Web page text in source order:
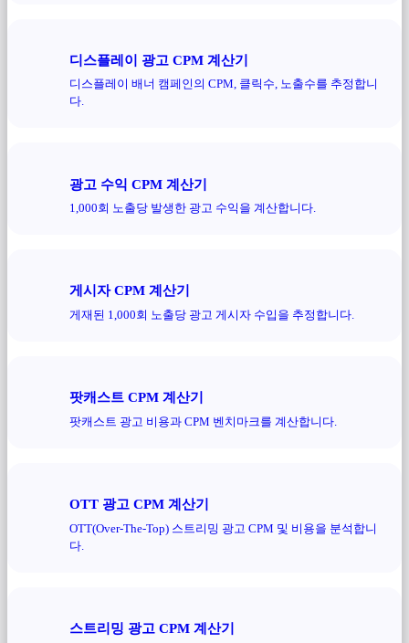
디스플레이 광고 CPM 계산기
디스플레이 배너 캠페인의 CPM, 클릭수, 노출수를 추정합니
다.
광고 수익 CPM 계산기
1,000회 노출당 발생한 광고 수익을 계산합니다.
게시자 CPM 계산기
게재된 1,000회 노출당 광고 게시자 수입을 추정합니다.
팟캐스트 CPM 계산기
팟캐스트 광고 비용과 CPM 벤치마크를 계산합니다.
OTT 광고 CPM 계산기
OTT(Over-The-Top) 스트리밍 광고 CPM 및 비용을 분석합니
다.
스트리밍 광고 CPM 계산기